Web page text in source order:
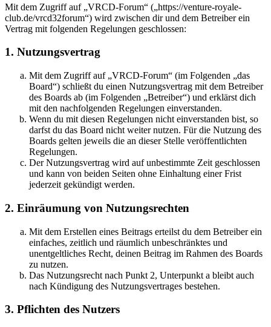
Mit dem Zugriff auf „VRCD-Forum“ („https://venture-royale-
club.de/vrcd32forum“) wird zwischen dir und dem Betreiber ein
Vertrag mit folgenden Regelungen geschlossen:
1. Nutzungsvertrag
Mit dem Zugriff auf „VRCD-Forum“ (im Folgenden „das
Board“) schließt du einen Nutzungsvertrag mit dem Betreiber
des Boards ab (im Folgenden „Betreiber“) und erklärst dich
mit den nachfolgenden Regelungen einverstanden.
Wenn du mit diesen Regelungen nicht einverstanden bist, so
darfst du das Board nicht weiter nutzen. Für die Nutzung des
Boards gelten jeweils die an dieser Stelle veröffentlichten
Regelungen.
Der Nutzungsvertrag wird auf unbestimmte Zeit geschlossen
und kann von beiden Seiten ohne Einhaltung einer Frist
jederzeit gekündigt werden.
2. Einräumung von Nutzungsrechten
Mit dem Erstellen eines Beitrags erteilst du dem Betreiber ein
einfaches, zeitlich und räumlich unbeschränktes und
unentgeltliches Recht, deinen Beitrag im Rahmen des Boards
zu nutzen.
Das Nutzungsrecht nach Punkt 2, Unterpunkt a bleibt auch
nach Kündigung des Nutzungsvertrages bestehen.
3. Pflichten des Nutzers